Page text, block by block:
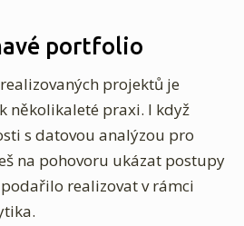
portfolio
projektů je
několikaleté praxi. I když
s datovou analýzou pro
na pohovoru ukázat postupy
realizovat v rámci